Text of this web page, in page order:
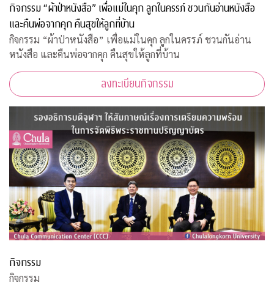
กิจกรรม “ผ้าป่าหนังสือ” เพื่อแม่ในคุก ลูกในครรภ์ ชวนกันอ่านหนังสือ
และคืนพ่อจากคุก คืนสุขให้ลูกที่บ้าน
กิจกรรม “ผ้าป่าหนังสือ” เพื่อแม่ในคุก ลูกในครรภ์ ชวนกันอ่าน
หนังสือ และคืนพ่อจากคุก คืนสุขให้ลูกที่บ้าน
ลงทะเบียนกิจกรรม
กิจกรรม
กิจกรรม